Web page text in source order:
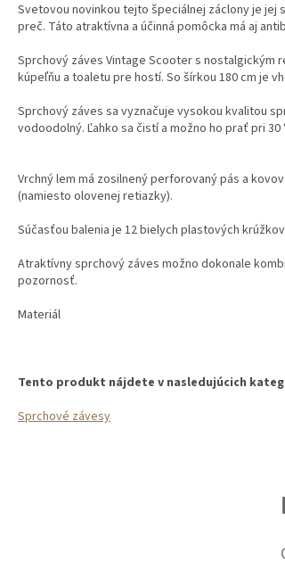
Svetovou novinkou tejto špeciálnej záclony je jej
preč. Táto atraktívna a účinná pomôcka má aj
Sprchový záves Vintage Scooter s nostalgickým
kúpeľňu a toaletu pre hostí. So šírkou 180 cm je
Sprchový záves sa vyznačuje vysokou kvalitou
vodoodolný. Ľahko sa čistí a možno ho prať pri 30
Vrchný lem má zosilnený perforovaný pás a
(namiesto olovenej retiazky).
Súčasťou balenia je 12 bielych plastových
Atraktívny sprchový záves možno dokonale
pozornosť.
Materiál
Tento produkt nájdete v nasledujúcich
Sprchové závesy